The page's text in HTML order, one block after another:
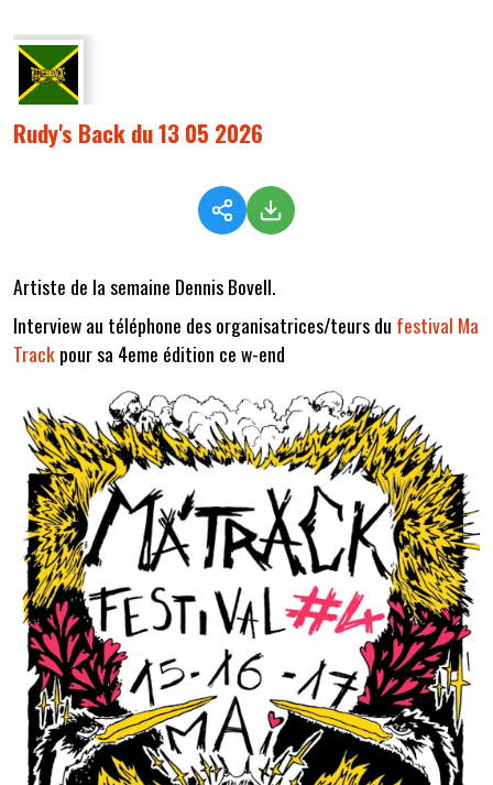
Rudy's Back du 13 05 2026
Artiste de la semaine Dennis Bovell.
Interview au téléphone des organisatrices/teurs du festival Ma
Trackpour sa 4eme édition ce w-end